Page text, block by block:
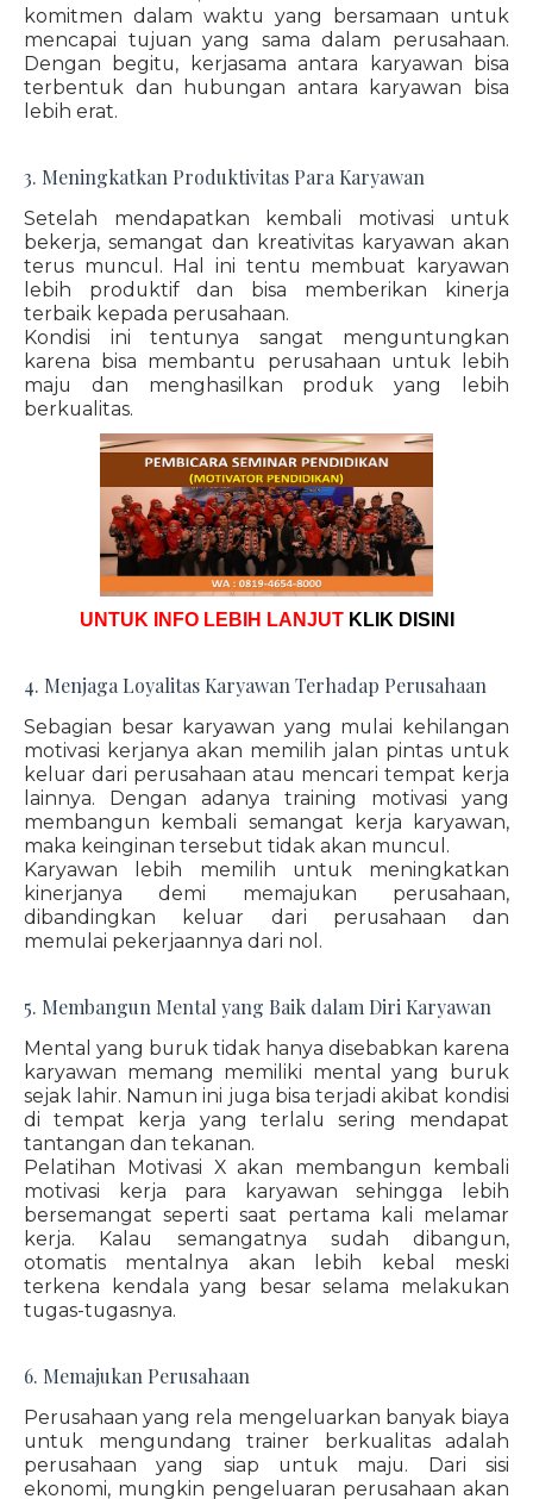
komitmen dalam waktu yang bersamaan untuk
mencapai tujuan yang sama dalam perusahaan.
Dengan begitu, kerjasama antara karyawan bisa
terbentuk dan hubungan antara karyawan bisa
lebih erat.
3. Meningkatkan Produktivitas Para Karyawan
Setelah mendapatkan kembali motivasi untuk
bekerja, semangat dan kreativitas karyawan akan
terus muncul. Hal ini tentu membuat karyawan
lebih produktif dan bisa memberikan kinerja
terbaik kepada perusahaan.
Kondisi ini tentunya sangat menguntungkan
karena bisa membantu perusahaan untuk lebih
maju dan menghasilkan produk yang lebih
berkualitas.
UNTUK INFO LEBIH LANJUT KLIK DISINI
4. Menjaga Loyalitas Karyawan Terhadap Perusahaan
Sebagian besar karyawan yang mulai kehilangan
motivasi kerjanya akan memilih jalan pintas untuk
keluar dari perusahaan atau mencari tempat kerja
lainnya. Dengan adanya training motivasi yang
membangun kembali semangat kerja karyawan,
maka keinginan tersebut tidak akan muncul.
Karyawan lebih memilih untuk meningkatkan
kinerjanya demi memajukan perusahaan,
dibandingkan keluar dari perusahaan dan
memulai pekerjaannya dari nol.
5. Membangun Mental yang Baik dalam Diri Karyawan
Mental yang buruk tidak hanya disebabkan karena
karyawan memang memiliki mental yang buruk
sejak lahir. Namun ini juga bisa terjadi akibat kondisi
di tempat kerja yang terlalu sering mendapat
tantangan dan tekanan.
Pelatihan Motivasi X akan membangun kembali
motivasi kerja para karyawan sehingga lebih
bersemangat seperti saat pertama kali melamar
kerja. Kalau semangatnya sudah dibangun,
otomatis mentalnya akan lebih kebal meski
terkena kendala yang besar selama melakukan
tugas-tugasnya.
6. Memajukan Perusahaan
Perusahaan yang rela mengeluarkan banyak biaya
untuk mengundang trainer berkualitas adalah
perusahaan yang siap untuk maju. Dari sisi
ekonomi, mungkin pengeluaran perusahaan akan